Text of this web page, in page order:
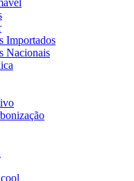
Importados
Nacionais